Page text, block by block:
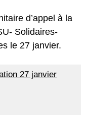
d’appel à la
Solidaires-
le 27 janvier.
27 janvier